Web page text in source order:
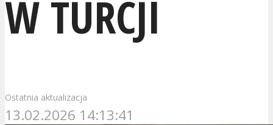
W TURCJI
Ostatnia aktualizacja
13.02.2026 14:13:41